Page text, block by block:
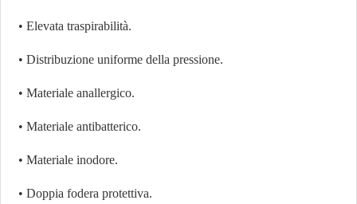
• Elevata traspirabilità.
• Distribuzione uniforme della pressione.
• Materiale anallergico.
• Materiale antibatterico.
• Materiale inodore.
• Doppia fodera protettiva.